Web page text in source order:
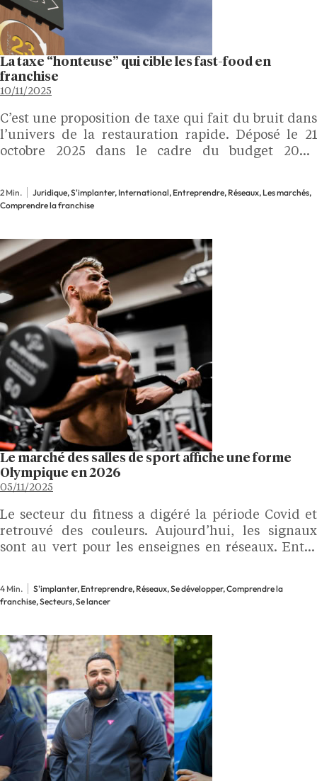
La taxe “honteuse” qui cible les fast-food en
franchise
10/11/2025
C’est une proposition de taxe qui fait du bruit dans
l’univers de la restauration rapide. Déposé le 21
octobre 2025 dans le cadre du budget 2026,
fast-food franchisés en instaurant deux nouvelles
taxes :…
2 Min.
Juridique, S'implanter, International, Entreprendre, Réseaux, Les marchés,
Comprendre la franchise
Le marché des salles de sport affiche une forme
Olympique en 2026
05/11/2025
Le secteur du fitness a digéré la période Covid et
retrouvé des couleurs. Aujourd’hui, les signaux
sont au vert pour les enseignes en réseaux. Entre
hausse et acquisition d’une clientèle plus jeune,
elles multiplient…
4 Min.
S'implanter, Entreprendre, Réseaux, Se développer, Comprendre la
franchise, Secteurs, Se lancer